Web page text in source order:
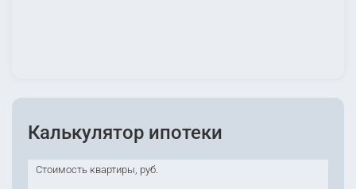
Калькулятор ипотеки
Стоимость квартиры, руб.